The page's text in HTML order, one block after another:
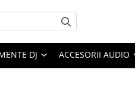
DJ ACCESORII AUDIO